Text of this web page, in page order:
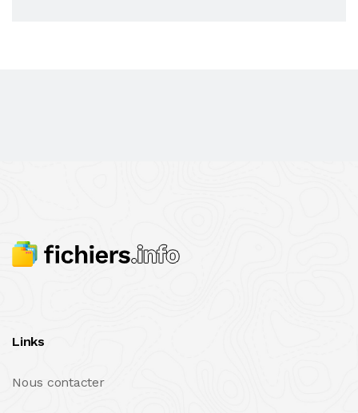
Links
Nous contacter